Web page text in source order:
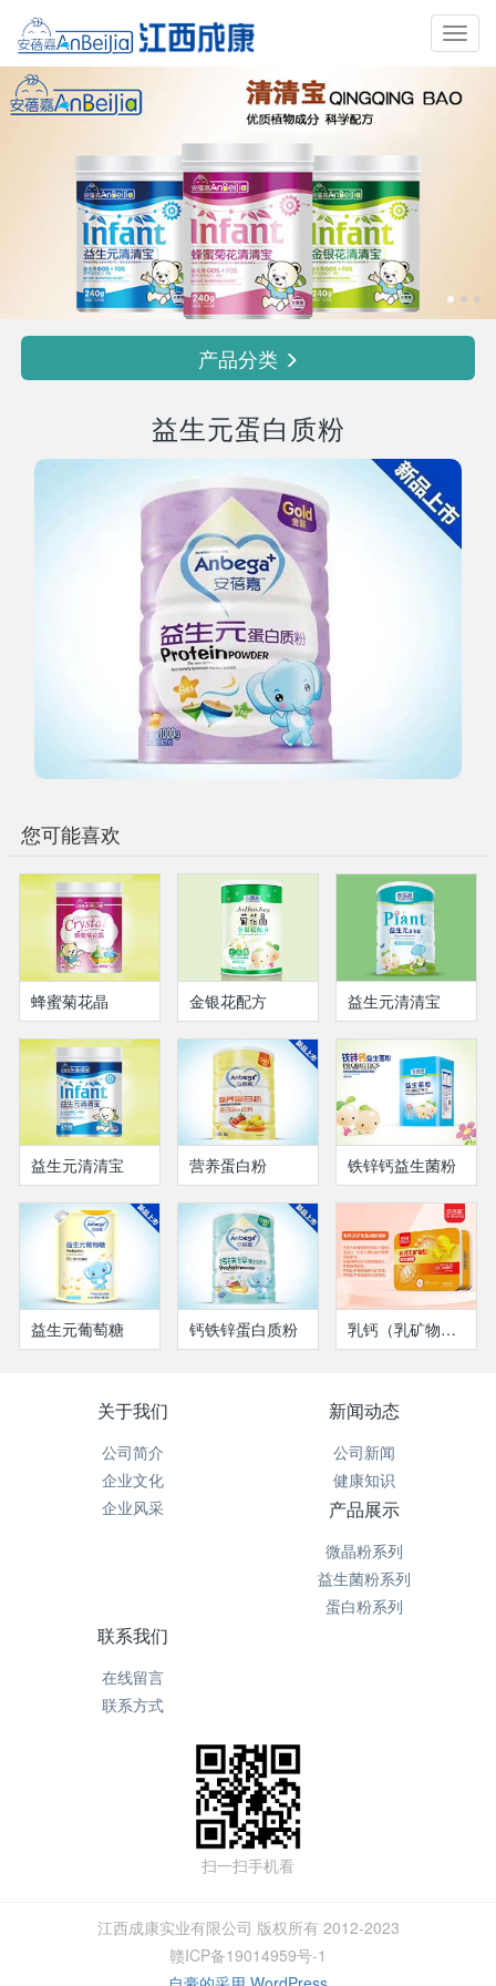
产品分类
益生元蛋白质粉
您可能喜欢
蜂蜜菊花晶 金银花配方 益生元清清宝
益生元清清宝 营养蛋白粉 铁锌钙益生菌粉
益生元葡萄糖 钙铁锌蛋白质粉 乳钙（乳矿物盐）凝胶糖果
关于我们
公司简介
企业文化
企业风采
新闻动态
公司新闻
健康知识
产品展示
微晶粉系列
益生菌粉系列
蛋白粉系列
联系我们
在线留言
联系方式
扫一扫手机看
江西成康实业有限公司 版权所有 2012-2023
赣ICP备19014959号-1